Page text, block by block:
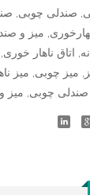
صندلی چوبی
میز و
اتاق ناهار خوری
میز چوبی میز
صندلی چوبی میز